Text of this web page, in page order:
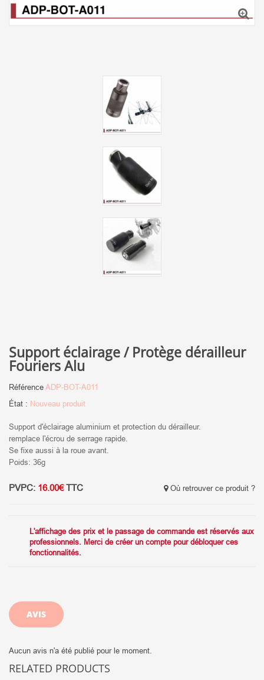
Support éclairage / Protège dérailleur
Fouriers Alu
RéférenceADP-BOT-A011
État : Nouveau produit
Support d'éclairage aluminium et protection du dérailleur.
remplace l'écrou de serrage rapide.
Se fixe aussi à la roue avant.
Poids: 36g
PVPC: 16.00€TTC Où retrouver ce produit ?
L'affichage des prix et le passage de commande est réservés aux
professionnels. Merci de créer un compte pour débloquer ces
fonctionnalités.
AVIS
Aucun avis n'a été publié pour le moment.
RELATED PRODUCTS